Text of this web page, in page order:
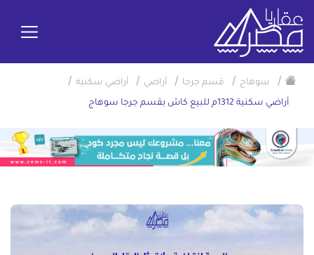
/ سوهاج / قسم جرجا / أراضي / أراضي سكنية /
أراضي سكنية 1312م للبيع كاش بقسم جرجا سوهاج